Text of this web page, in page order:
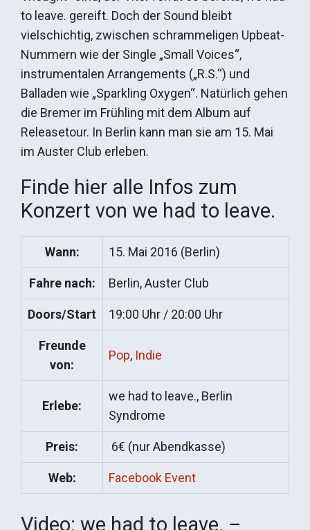
to leave. gereift. Doch der Sound bleibt
vielschichtig, zwischen schrammeligen Upbeat-
Nummern wie der Single „Small Voices“,
instrumentalen Arrangements („R.S.“) und
Balladen wie „Sparkling Oxygen“. Natürlich gehen
die Bremer im Frühling mit dem Album auf
Releasetour. In Berlin kann man sie am 15. Mai
im Auster Club erleben.
Finde hier alle Infos zum
Konzert von we had to leave.
Wann: 15. Mai 2016 (Berlin)
Fahre nach: Berlin, Auster Club
Doors/Start 19:00 Uhr / 20:00 Uhr
Freunde
von:
Pop, Indie
Erlebe:
we had to leave., Berlin
Syndrome
Preis: 6€ (nur Abendkasse)
Web: Facebook Event
Video: we had to leave. –